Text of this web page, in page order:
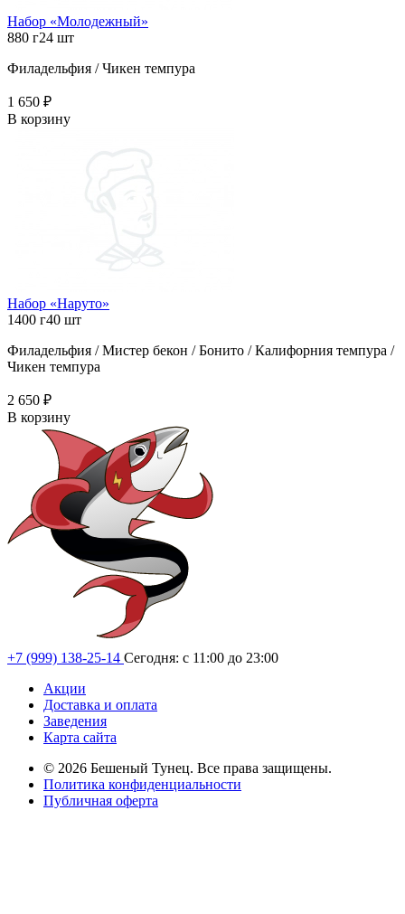
Набор «Молодежный»
880 г24 шт
Филадельфия / Чикен темпура
1 650 ₽
В корзину
Набор «Наруто»
1400 г40 шт
Филадельфия / Мистер бекон / Бонито / Калифорния темпура /
Чикен темпура
2 650 ₽
В корзину
+7 (999) 138-25-14 Сегодня: с 11:00 до 23:00
Акции
Доставка и оплата
Заведения
Карта сайта
© 2026 Бешеный Тунец. Все права защищены.
Политика конфиденциальности
Публичная оферта